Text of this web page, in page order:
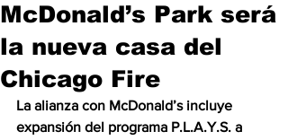
McDonald’s Park será
la nueva casa del
Chicago Fire
La alianza con McDonald’s incluye
expansión del programa P.L.A.Y.S. a